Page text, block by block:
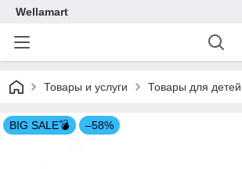
Wellamart
Товары и услуги Товары для детей
BIG SALE💣 –58%